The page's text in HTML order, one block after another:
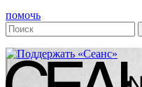
помочь